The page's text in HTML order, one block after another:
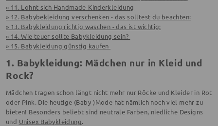
» 11. Lohnt sich Handmade-Kinderkleidung
» 12. Babybekleidung verschenken - das solltest du beachten:
» 13. Babykleidung richtig waschen - das ist wichtig:
» 14. Wie teuer sollte Babykleidung sein?
» 15. Babykleidung günstig kaufen
1. Babykleidung: Mädchen nur in Kleid und
Rock?
Mädchen tragen schon längt nicht mehr nur Röcke und Kleider in Rot
oder Pink. Die heutige (Baby-)Mode hat nämlich noch viel mehr zu
bieten! Besonders beliebt sind neutrale Farben, niedliche Designs
und Unisex Babykleidung.